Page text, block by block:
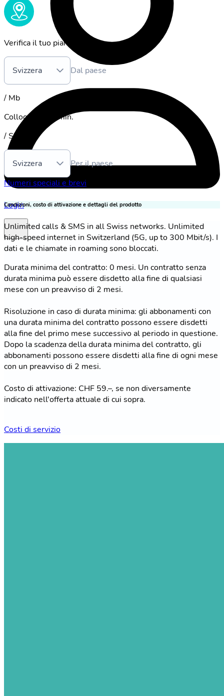
Login
Verifica il tuo piano tariffario:
Svizzera Dal paese
/ Mb
Collocazione
/ min.
/ SMS
Svizzera
Per il paese
Numeri speciali e brevi
Condizioni, costo di attivazione e dettagli del prodotto
Unlimited calls & SMS in all Swiss networks. Unlimited
high-speed internet in Switzerland (5G, up to 300 Mbit/s). I
dati e le chiamate in roaming sono bloccati.
Durata minima del contratto: 0 mesi. Un contratto senza
durata minima può essere disdetto alla fine di qualsiasi
mese con un preavviso di 2 mesi.
Risoluzione in caso di durata minima: gli abbonamenti con
una durata minima del contratto possono essere disdetti
alla fine del primo mese successivo al periodo in questione.
Dopo la scadenza della durata minima del contratto, gli
abbonamenti possono essere disdetti alla fine di ogni mese
con un preavviso di 2 mesi.
Costo di attivazione: CHF 59.–, se non diversamente
indicato nell'offerta attuale di cui sopra.
Costi di servizio